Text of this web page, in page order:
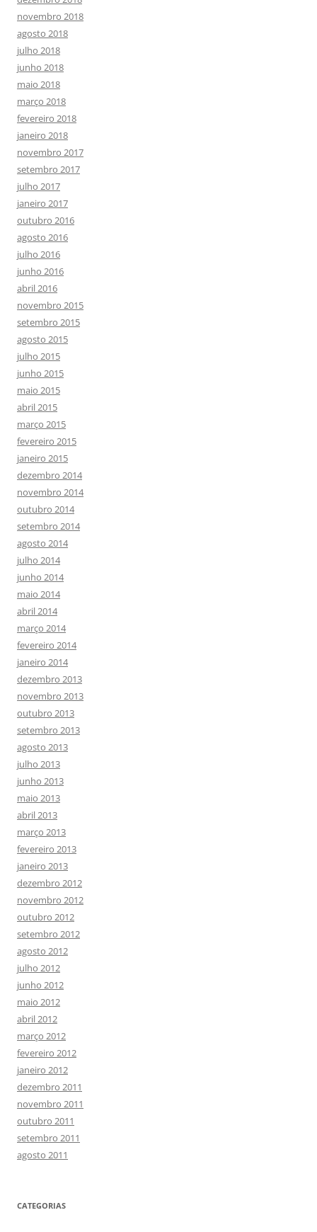
novembro 2018
agosto 2018
julho 2018
junho 2018
maio 2018
março 2018
fevereiro 2018
janeiro 2018
novembro 2017
setembro 2017
julho 2017
janeiro 2017
outubro 2016
agosto 2016
julho 2016
junho 2016
abril 2016
novembro 2015
setembro 2015
agosto 2015
julho 2015
junho 2015
maio 2015
abril 2015
março 2015
fevereiro 2015
janeiro 2015
dezembro 2014
novembro 2014
outubro 2014
setembro 2014
agosto 2014
julho 2014
junho 2014
maio 2014
abril 2014
março 2014
fevereiro 2014
janeiro 2014
dezembro 2013
novembro 2013
outubro 2013
setembro 2013
agosto 2013
julho 2013
junho 2013
maio 2013
abril 2013
março 2013
fevereiro 2013
janeiro 2013
dezembro 2012
novembro 2012
outubro 2012
setembro 2012
agosto 2012
julho 2012
junho 2012
maio 2012
abril 2012
março 2012
fevereiro 2012
janeiro 2012
dezembro 2011
novembro 2011
outubro 2011
setembro 2011
agosto 2011
CATEGORIAS